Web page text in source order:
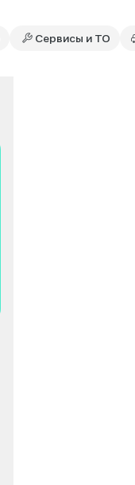
Сервисы и ТО